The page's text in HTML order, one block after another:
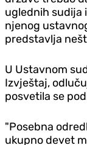
uglednih sudija
njenog
predstavlja
U Ustavnom
Izvještaj,
posvetila se
"Posebna
ukupno devet